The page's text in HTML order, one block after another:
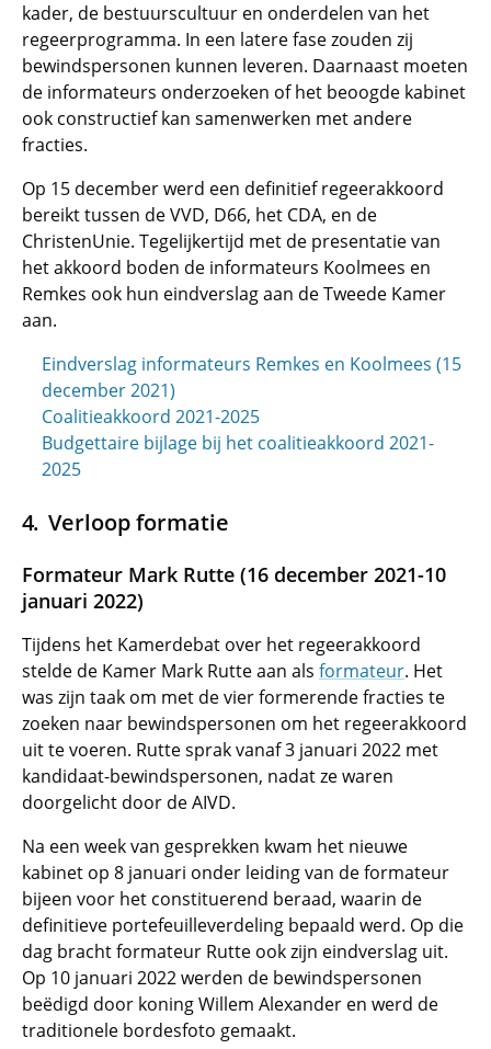
kader, de bestuurscultuur en onderdelen van het
regeerprogramma. In een latere fase zouden zij
bewindspersonen kunnen leveren. Daarnaast moeten
de informateurs onderzoeken of het beoogde kabinet
ook constructief kan samenwerken met andere
fracties.
Op 15 december werd een definitief regeerakkoord
bereikt tussen de VVD, D66, het CDA, en de
ChristenUnie. Tegelijkertijd met de presentatie van
het akkoord boden de informateurs Koolmees en
Remkes ook hun eindverslag aan de Tweede Kamer
aan.
Eindverslag informateurs Remkes en Koolmees (15
december 2021)
Coalitieakkoord 2021-2025
Budgettaire bijlage bij het coalitieakkoord 2021-
2025
Verloop formatie
Formateur Mark Rutte (16 december 2021-10
januari 2022)
Tijdens het Kamerdebat over het regeerakkoord
stelde de Kamer Mark Rutte aan als formateur. Het
was zijn taak om met de vier formerende fracties te
zoeken naar bewindspersonen om het regeerakkoord
uit te voeren. Rutte sprak vanaf 3 januari 2022 met
kandidaat-bewindspersonen, nadat ze waren
doorgelicht door de AIVD.
Na een week van gesprekken kwam het nieuwe
kabinet op 8 januari onder leiding van de formateur
bijeen voor het constituerend beraad, waarin de
definitieve portefeuilleverdeling bepaald werd. Op die
dag bracht formateur Rutte ook zijn eindverslag uit.
Op 10 januari 2022 werden de bewindspersonen
beëdigd door koning Willem Alexander en werd de
traditionele bordesfoto gemaakt.